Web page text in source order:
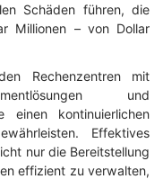
Schäden führen, die
Millionen – von Dollar
Rechenzentren mit
und
einen kontinuierlichen
Effektives
nur die Bereitstellung
effizient zu verwalten,